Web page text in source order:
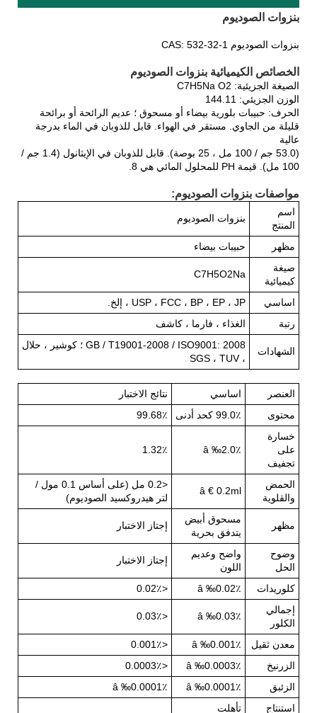
بنزوات الصوديوم
بنزوات الصوديوم CAS: 532-32-1
الخصائص الكيميائية بنزوات الصوديوم
الصيغة الجزيئية: C7H5Na O2
الوزن الجزيئي: 144.11
الحرف: حبيبات بلورية بيضاء أو مسحوق ؛ عديم الرائحة أو برائحة
قليلة من الجاوي. مستقر في الهواء. قابل للذوبان في الماء بدرجة
عالية
(53.0 جم / 100 مل ، 25 بوصة). قابل للذوبان في الإيثانول (1.4 جم /
100 مل). قيمة PH للمحلول المائي هي 8.
مواصفات بنزوات الصوديوم:
اسم
المنتج
بنزوات الصوديوم
مظهر
حبيبات بيضاء
صيغة
كيميائية
C7H5O2Na
اساسي
USP ، FCC ، BP ، EP ، JP ، إلخ.
رتبة
الغذاء ، فارما ، كاشف
الشهادات
GB / T19001-2008 / ISO9001: 2008 ؛ كوشير ، حلال
، SGS ، TUV
العنصر اساسي
نتائج الاختبار
محتوى
99.0٪ كحد أدنى
99.68٪
خسارة
على
تجفيف
â ‰2.0٪ 1.32٪
الحمض
والقلوية
â € 0.2ml
<0.2 مل (على أساس 0.1 مول /
لتر هيدروكسيد الصوديوم)
مظهر
مسحوق أبيض
يتدفق بحرية
إجتاز الاختبار
وضوح
الحل
واضح وعديم
اللون
إجتاز الاختبار
كلوريدات â ‰0.02٪
<0.02٪
إجمالي
الكلور
â ‰0.03٪ <0.03٪
معدن ثقيل â ‰0.001٪
<0.001٪
الزرنيخ
â ‰0.0003٪
<0.0003٪
الزئبق
â ‰0.0001٪
â ‰0.0001٪
استنتاج
تأهلت